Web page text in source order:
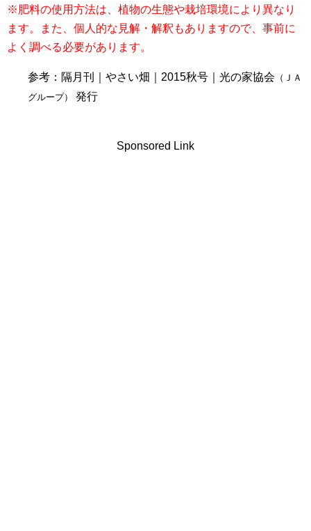
※肥料の使用方法は、植物の生態や栽培環境により異なり
ます。また、個人的な見解・解釈もありますので、事前に
よく調べる必要があります。
参考：隔月刊｜やさい畑｜2015秋号｜光の家協会 （ＪＡ
グループ）
発行
Sponsored Link